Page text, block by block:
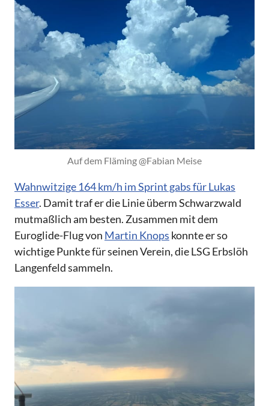
Auf dem Fläming @Fabian Meise
Wahnwitzige 164 km/h im Sprint gabs für Lukas
Esser. Damit traf er die Linie überm Schwarzwald
mutmaßlich am besten. Zusammen mit dem
Euroglide-Flug von Martin Knops konnte er so
wichtige Punkte für seinen Verein, die LSG Erbslöh
Langenfeld sammeln.